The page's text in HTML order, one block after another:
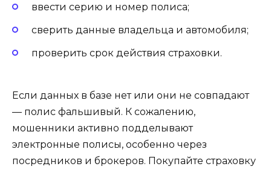
ввести серию и номер полиса;
сверить данные владельца и автомобиля;
проверить срок действия страховки.
Если данных в базе нет или они не совпадают
— полис фальшивый. К сожалению,
мошенники активно подделывают
электронные полисы, особенно через
посредников и брокеров. Покупайте страховку